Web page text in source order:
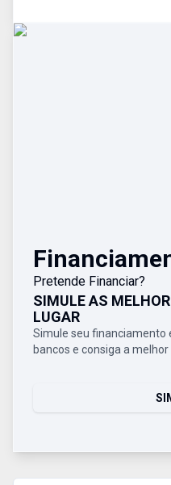
Pretende Financiar?
SIMULE AS
LUGAR
Simule seu financiamento
bancos e consiga a melhor